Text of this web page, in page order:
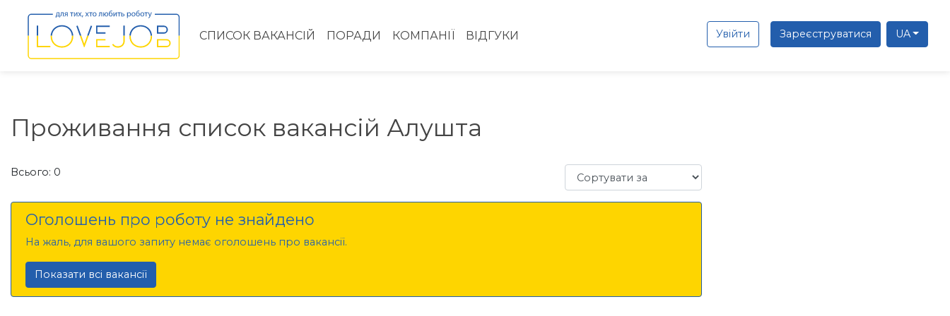
СПИСОК ВАКАНСІЙ ПОРАДИ КОМПАНІЇ ВІДГУКИ Увійти Зареєструватися UA
Проживання список вакансій Алушта
Всього: 0 Сортувати за
Оголошень про роботу не знайдено
На жаль, для вашого запиту немає оголошень про вакансії.
Показати всі вакансії